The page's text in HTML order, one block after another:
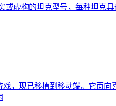
或虚构的坦克型号，每种坦克具
戏，现已移植到移动端。它面